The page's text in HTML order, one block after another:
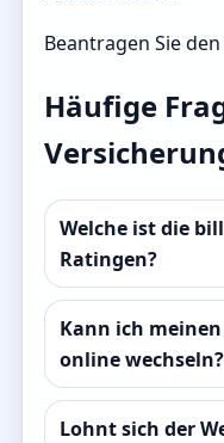
Beantragen Sie
Häufige
Welche ist die
Ratingen?
Kann ich
online wechseln?
Lohnt sich der